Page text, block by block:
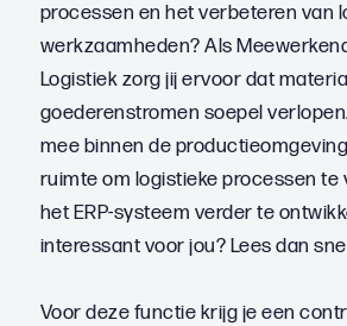
processen en het verbeteren van
werkzaamheden? Als
Logistiek zorg jij ervoor dat
goederenstromen soepel
mee binnen de
ruimte om logistieke processen te
het ERP-systeem verder te
interessant voor jou? Lees dan
Voor deze functie krijg je een